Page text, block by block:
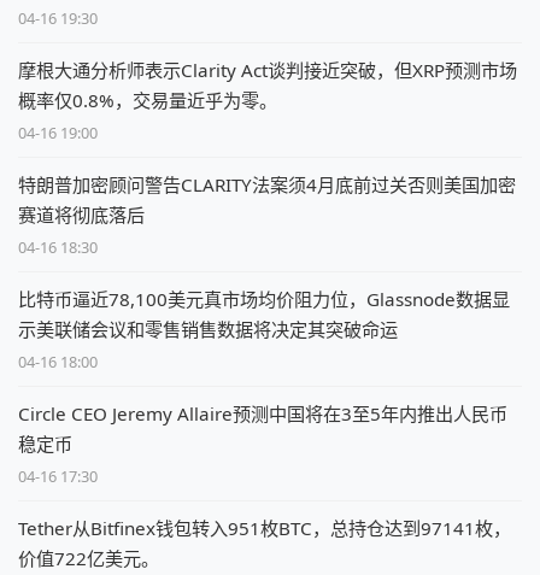
04-16 19:30
摩根大通分析师表示Clarity Act谈判接近突破，但XRP预测市场
概率仅0.8%，交易量近乎为零。
04-16 19:00
特朗普加密顾问警告CLARITY法案须4月底前过关否则美国加密
赛道将彻底落后
04-16 18:30
比特币逼近78,100美元真市场均价阻力位，Glassnode数据显
示美联储会议和零售销售数据将决定其突破命运
04-16 18:00
Circle CEO Jeremy Allaire预测中国将在3至5年内推出人民币
稳定币
04-16 17:30
Tether从Bitfinex钱包转入951枚BTC，总持仓达到97141枚，
价值722亿美元。